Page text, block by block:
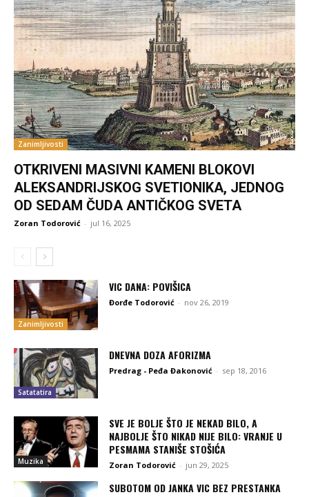
Zanimljivosti
OTKRIVENI MASIVNI KAMENI BLOKOVI
ALEKSANDRIJSKOG SVETIONIKA, JEDNOG
OD SEDAM ČUDA ANTIČKOG SVETA
Zoran Todorović - jul 16, 2025
Zanimljivosti
VIC DANA: POVIŠICA
Đorđe Todorović - nov 26, 2019
Satatatira
DNEVNA DOZA AFORIZMA
Predrag - Peđa Đakonović - sep 18, 2016
Muzika
SVE JE BOLJE ŠTO JE NEKAD BILO, A
NAJBOLJE ŠTO NIKAD NIJE BILO: VRANJE U
PESMAMA STANIŠE STOŠIĆA
Zoran Todorović - jun 29, 2025
SUBOTOM OD JANKA VIC BEZ PRESTANKA